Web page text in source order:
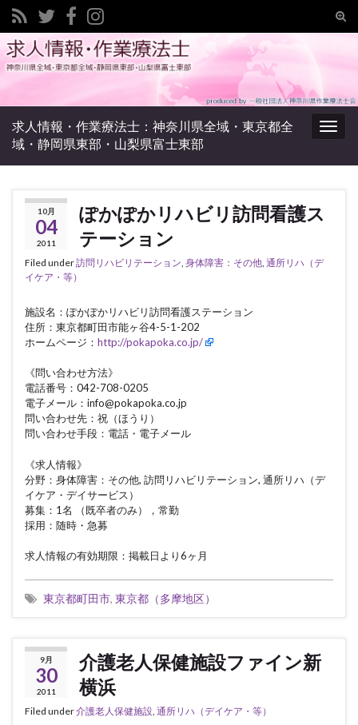
Search for:
求人情報・作業療法士：神奈川県全域・東京都全
域・静岡県東部・山梨県富士東部
10月
04
2011
ぽかぽかリハビリ訪問看護ス
テーション
Filed under訪問リハビリテーション, 身体障害：その他, 通所リハ（デ
イケア・等）
施設名：ぽかぽかリハビリ訪問看護ステーション
住所：東京都町田市能ヶ谷4-5-1-202
ホームページ： http://pokapoka.co.jp/
《問い合わせ方法》
電話番号：042-708-0205
電子メール：info@pokapoka.co.jp
問い合わせ先：祝（ほうり）
問い合わせ手段：電話・電子メール
《求人情報》
分野：身体障害：その他, 訪問リハビリテーション, 通所リハ（デ
イケア・デイサービス）
募集：1名 （既卒者のみ），常勤
採用：随時・急募
求人情報の有効期限：掲載日より6ヶ月
東京都町田市, 東京都（多摩地区）
9月
30
2011
介護老人保健施設ファイン新
横浜
Filed under介護老人保健施設, 通所リハ（デイケア・等）